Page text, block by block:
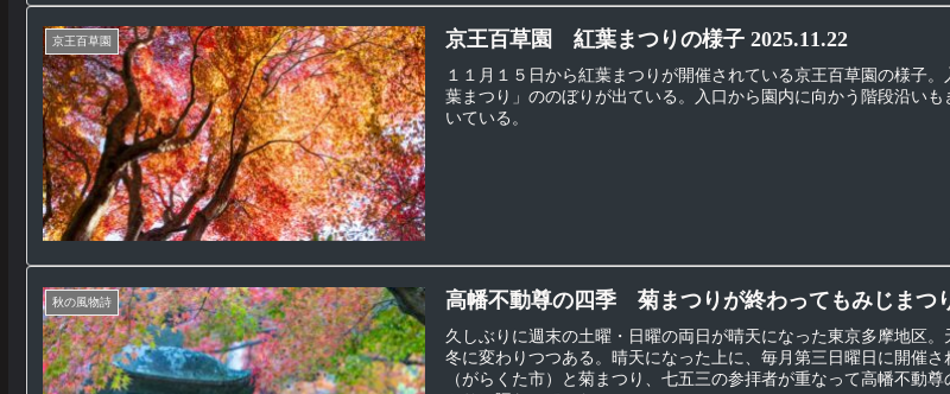
京王百草園 京王百草園 紅葉まつりの様子 2025.11.22
１１月１５日から紅葉まつりが開催されている京王百草園の様子。
葉まつり」ののぼりが出ている。入口から園内に向かう階段沿いも
いている。
秋の風物詩 高幡不動尊の四季 菊まつりが終わってもみじまつ
久しぶりに週末の土曜・日曜の両日が晴天になった東京多摩地区。
冬に変わりつつある。晴天になった上に、毎月第三日曜日に開催さ
（がらくた市）と菊まつり、七五三の参拝者が重なって高幡不動尊